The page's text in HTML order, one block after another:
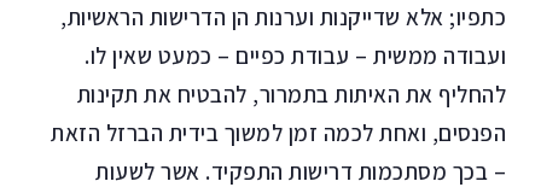
כתפיו; אלא שדייקנות וערנות הן הדרישות הראשיות,
ועבודה ממשית – עבודת כפיים – כמעט שאין לו.
להחליף את האיתות בתמרור, להבטיח את תקינות
הפנסים, ואחת לכמה זמן למשוך בידית הברזל הזאת
– בכך מסתכמות דרישות התפקיד. אשר לשעות